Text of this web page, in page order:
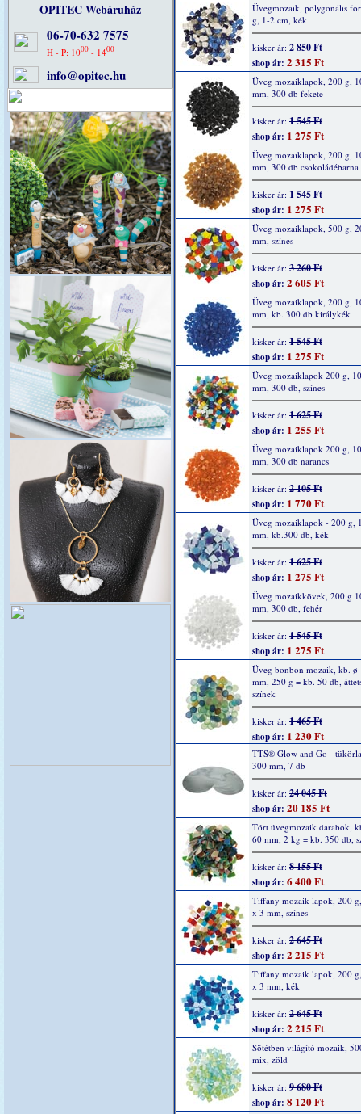
OPITEC Webáruház
06-70-632 7575
H - P: 1000- 1400
info@opitec.hu
Üvegmozaik, polygonális
g, 1-2 cm, kék
kisker ár: 2 850 Ft
shop ár: 2 315 Ft
Üveg mozaiklapok, 200 g,
mm, 300 db fekete
kisker ár: 1 545 Ft
shop ár: 1 275 Ft
Üveg mozaiklapok, 200 g,
mm, 300 db csokoládébarna
kisker ár: 1 545 Ft
shop ár: 1 275 Ft
Üveg mozaiklapok, 500 g,
mm, színes
kisker ár: 3 260 Ft
shop ár: 2 605 Ft
Üveg mozaiklapok, 200 g,
mm, kb. 300 db királykék
kisker ár: 1 545 Ft
shop ár: 1 275 Ft
Üveg mozaiklapok 200 g,
mm, 300 db, színes
kisker ár: 1 625 Ft
shop ár: 1 255 Ft
Üveg mozaiklapok 200 g,
mm, 300 db narancs
kisker ár: 2 105 Ft
shop ár: 1 770 Ft
Üveg mozaiklapok - 200 g,
mm, kb.300 db, kék
kisker ár: 1 625 Ft
shop ár: 1 275 Ft
Üveg mozaikkövek, 200 g
mm, 300 db, fehér
kisker ár: 1 545 Ft
shop ár: 1 275 Ft
Üveg bonbon mozaik, kb. ø
mm, 250 g = kb. 50 db,
színek
kisker ár: 1 465 Ft
shop ár: 1 230 Ft
TTS® Glow and Go -
300 mm, 7 db
kisker ár: 24 045 Ft
shop ár: 20 185 Ft
Tört üvegmozaik darabok,
60 mm, 2 kg = kb. 350 db,
kisker ár: 8 155 Ft
shop ár: 6 400 Ft
Tiffany mozaik lapok, 200
x 3 mm, színes
kisker ár: 2 645 Ft
shop ár: 2 215 Ft
Tiffany mozaik lapok, 200
x 3 mm, kék
kisker ár: 2 645 Ft
shop ár: 2 215 Ft
Sötétben világító mozaik,
mix, zöld
kisker ár: 9 680 Ft
shop ár: 8 120 Ft